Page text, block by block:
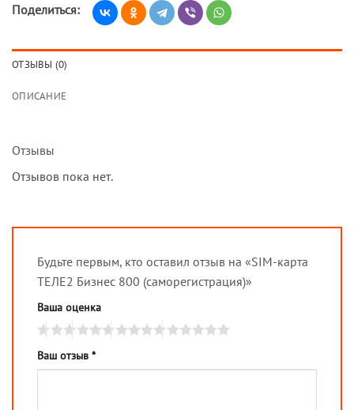
Поделиться:
ОТЗЫВЫ (0)
ОПИСАНИЕ
Отзывы
Отзывов пока нет.
Будьте первым, кто оставил отзыв на «SIM-карта
ТЕЛЕ2 Бизнес 800 (саморегистрация)»
Ваша оценка
Ваш отзыв *